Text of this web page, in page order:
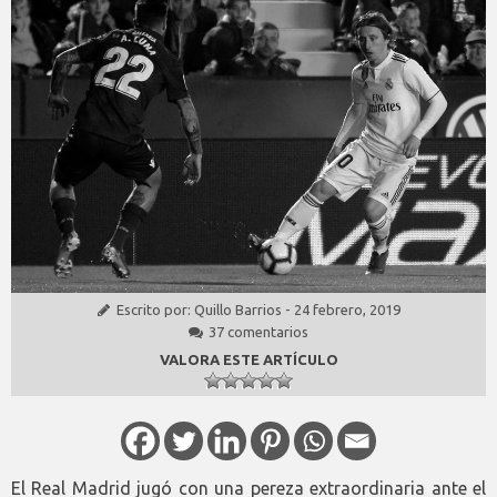
Escrito por: Quillo Barrios - 24 febrero, 2019
37 comentarios
VALORA ESTE ARTÍCULO
El Real Madrid jugó con una pereza extraordinaria ante el